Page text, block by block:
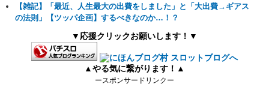
【雑記】「最近、人生最大の出費をしました」と「大出費→ギアス
の法則」【ツッパ企画】するべきなのか…！？
▼応援クリックお願いします！▼
▲やる気に繋がります！▲
ースポンサードリンクー